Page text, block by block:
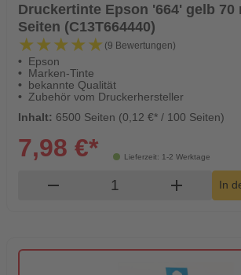
Druckertinte Epson '664' gelb 70
Seiten (C13T664440)
★★★★★
★★★★★ (9 Bewertungen)
Epson
Marken-Tinte
bekannte Qualität
Zubehör vom Druckerhersteller
Inhalt: 6500 Seiten (0,12 €* / 100 Seiten)
Lieferzeit: 1-2 Werktage
7,98 €*
remove Produkt Warenkorb
add In